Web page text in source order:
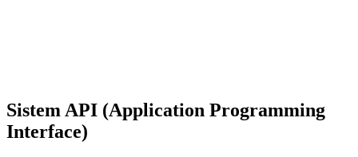
Sistem API (Application Programming
Interface)